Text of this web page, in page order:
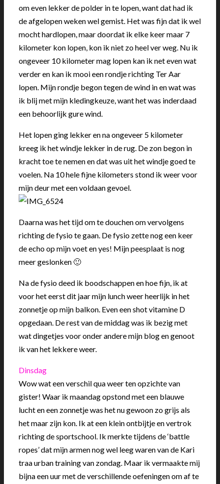
om even lekker de polder in te lopen, want dat had ik
de afgelopen weken wel gemist. Het was fijn dat ik wel
mocht hardlopen, maar doordat ik elke keer maar 7
kilometer kon lopen, kon ik niet zo heel ver weg. Nu ik
ongeveer 10 kilometer mag lopen kan ik net even wat
verder en kan ik mooi een rondje richting Ter Aar
lopen. Mijn rondje begon tegen de wind in en wat was
ik blij met mijn kledingkeuze, want het was inderdaad
een behoorlijk gure wind.
Het lopen ging lekker en na ongeveer 5 kilometer
kreeg ik het windje lekker in de rug. De zon begon in
kracht toe te nemen en dat was uit het windje goed te
voelen. Na 10 hele fijne kilometers stond ik weer voor
mijn deur met een voldaan gevoel.
Daarna was het tijd om te douchen om vervolgens
richting de fysio te gaan. De fysio zette nog een keer
de echo op mijn voet en yes! Mijn peesplaat is nog
meer geslonken 🙂
Na de fysio deed ik boodschappen en hoe fijn, ik at
voor het eerst dit jaar mijn lunch weer heerlijk in het
zonnetje op mijn balkon. Even een shot vitamine D
opgedaan. De rest van de middag was ik bezig met
wat dingetjes voor onder andere mijn blog en genoot
ik van het lekkere weer.
Dinsdag
Wow wat een verschil qua weer ten opzichte van
gister! Waar ik maandag opstond met een blauwe
lucht en een zonnetje was het nu gewoon zo grijs als
het maar zijn kon. Ik at een klein ontbijtje en vertrok
richting de sportschool. Ik merkte tijdens de ‘battle
ropes’ dat mijn armen nog wel leeg waren van de Kari
traa urban training van zondag. Maar ik vermaakte mij
bijna een uur met de verschillende oefeningen om af te